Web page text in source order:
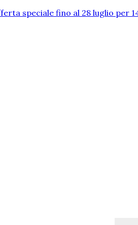
speciale fino al 28 luglio per